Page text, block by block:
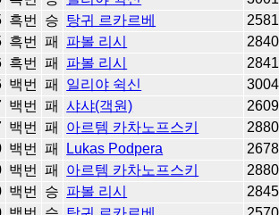
흑번 승 탕귀 르카르베
2581
흑번 패 파볼 리시
2840
흑번 패 파볼 리시
2841
백번 패 일리야 쉭신
3004
백번 패 샤샤(객원)
2609
백번 패 아르템 카차노프스키
2880
백번 패 Lukas Podpera
2678
백번 패 아르템 카차노프스키
2880
백번 승 파볼 리시
2845